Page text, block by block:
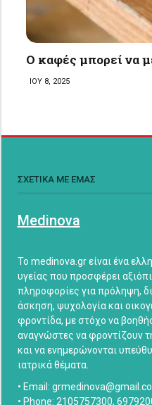
Ο καφές μπορεί να
ΙΟΥ 8, 2025
ΣΧΕΤΙΚΑ ΜΕ ΕΜΑΣ
Medinova
Το medinova.gr είναι ένα
υγείας που προσφέρει
πληροφορίες για πρόληψη,
άσκηση, ψυχολογία και
φροντίδα, με στόχο να
αναγνώστες να φροντίζουν
και να ενημερώνονται
ιατρικά θέματα.
• Email:
• Phone: 2105757300,